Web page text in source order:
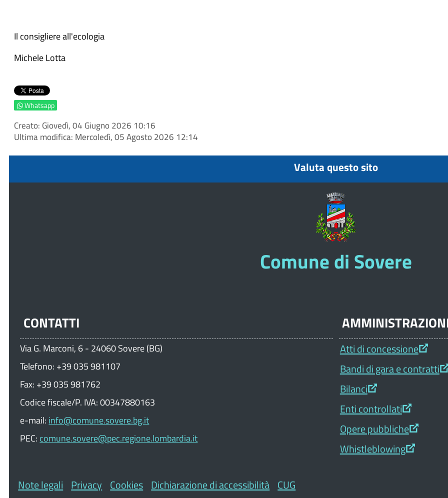
Il consigliere all'ecologia
Michele Lotta
Whatsapp
Creato: Giovedì, 04 Giugno 2026 10:16
Ultima modifica: Mercoledì, 05 Agosto 2026 12:14
Valuta questo sito
Comune di Sovere
CONTATTI
Via G. Marconi, 6 - 24060 Sovere (BG)
Telefono: +39 035 981107
Fax: +39 035 981762
Codice fiscale/P. IVA: 00347880163
e-mail: info@comune.sovere.bg.it
PEC: comune.sovere@pec.regione.lombardia.it
Atti di concessione
Bandi di gara e contratti
Bilanci
Enti controllati
Opere pubbliche
Whistleblowing
Note legali Privacy Cookies Dichiarazione di accessibilità CUG